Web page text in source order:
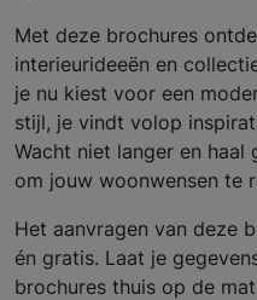
Met deze brochures
interieurideeën en
je nu kiest voor een
stijl, je vindt volop
Wacht niet langer en haal
om jouw woonwensen te
Het aanvragen van deze
én gratis. Laat je
brochures thuis op de